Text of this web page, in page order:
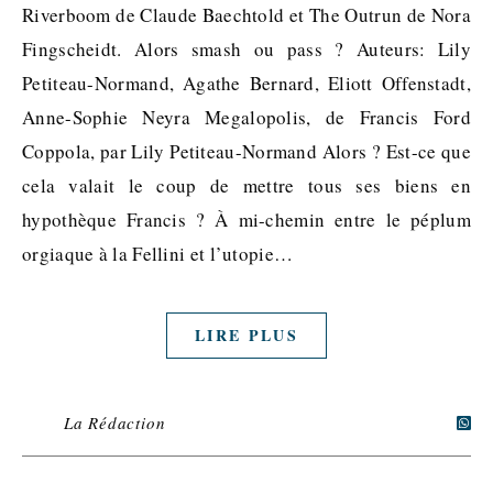
Riverboom de Claude Baechtold et The Outrun de Nora
Fingscheidt. Alors smash ou pass ? Auteurs: Lily
Petiteau-Normand, Agathe Bernard, Eliott Offenstadt,
Anne-Sophie Neyra Megalopolis, de Francis Ford
Coppola, par Lily Petiteau-Normand Alors ? Est-ce que
cela valait le coup de mettre tous ses biens en
hypothèque Francis ? À mi-chemin entre le péplum
orgiaque à la Fellini et l’utopie…
LIRE PLUS
La Rédaction